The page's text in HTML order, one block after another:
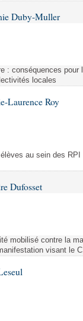
Duby-Muller
: conséquences
locales
Laurence Roy
au sein des
Dufosset
mobilisé contre la
visant le